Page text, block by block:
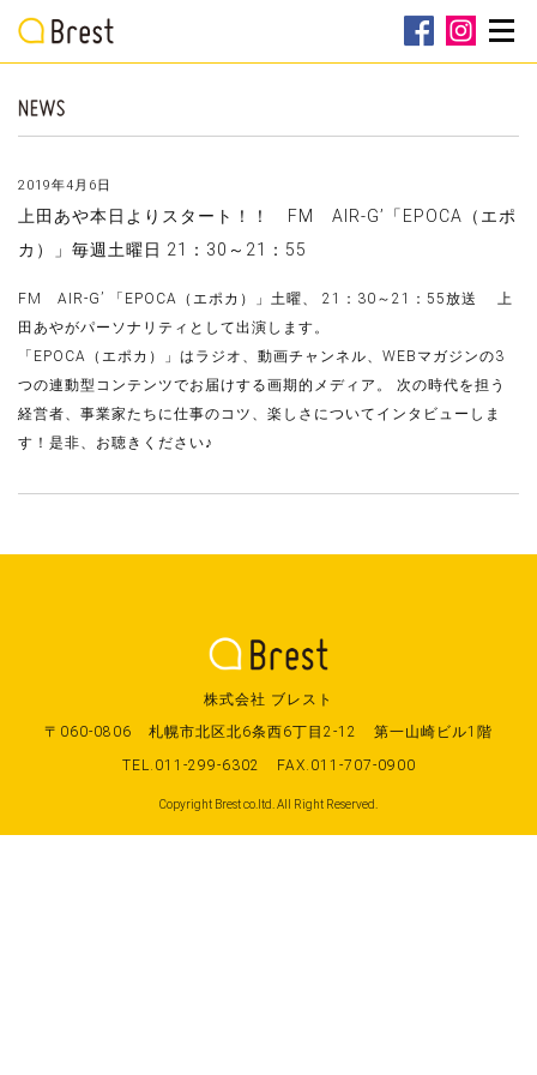
2019年4月6日
上田あや本日よりスタート！！ FM AIR-G’「EPOCA（エポ
カ）」毎週土曜日 21：30～21：55
FM AIR-G’ 「EPOCA（エポカ）」土曜、 21：30～21：55放送 上
田あやがパーソナリティとして出演します。
「EPOCA（エポカ）」はラジオ、動画チャンネル、WEBマガジンの3
つの連動型コンテンツでお届けする画期的メディア。 次の時代を担う
経営者、事業家たちに仕事のコツ、楽しさについてインタビューしま
す！是非、お聴きください♪
株式会社 ブレスト
〒060-0806
札幌市北区北6条西6丁目2-12
第一山崎ビル1階
TEL.011-299-6302
FAX.011-707-0900
Copyright Brest co.ltd. All Right Reserved.